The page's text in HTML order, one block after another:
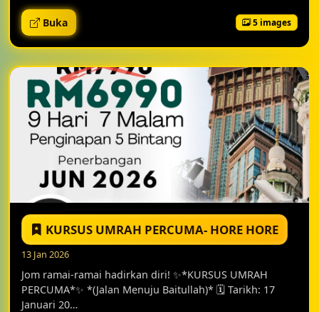
Buka 5 images
KURSUS UMRAH PERCUMA- HORE HORE
13 Jan 2026
Jom ramai-ramai hadirkan diri! ✨*KURSUS UMRAH
PERCUMA*✨ *(Jalan Menuju Baitullah)* 🗓 Tarikh: 17
Januari 20…